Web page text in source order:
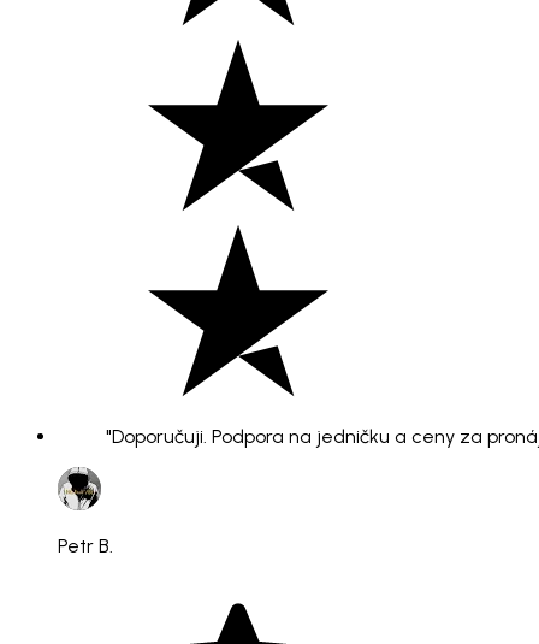
"Doporučuji. Podpora na jedničku a ceny za
Petr B.